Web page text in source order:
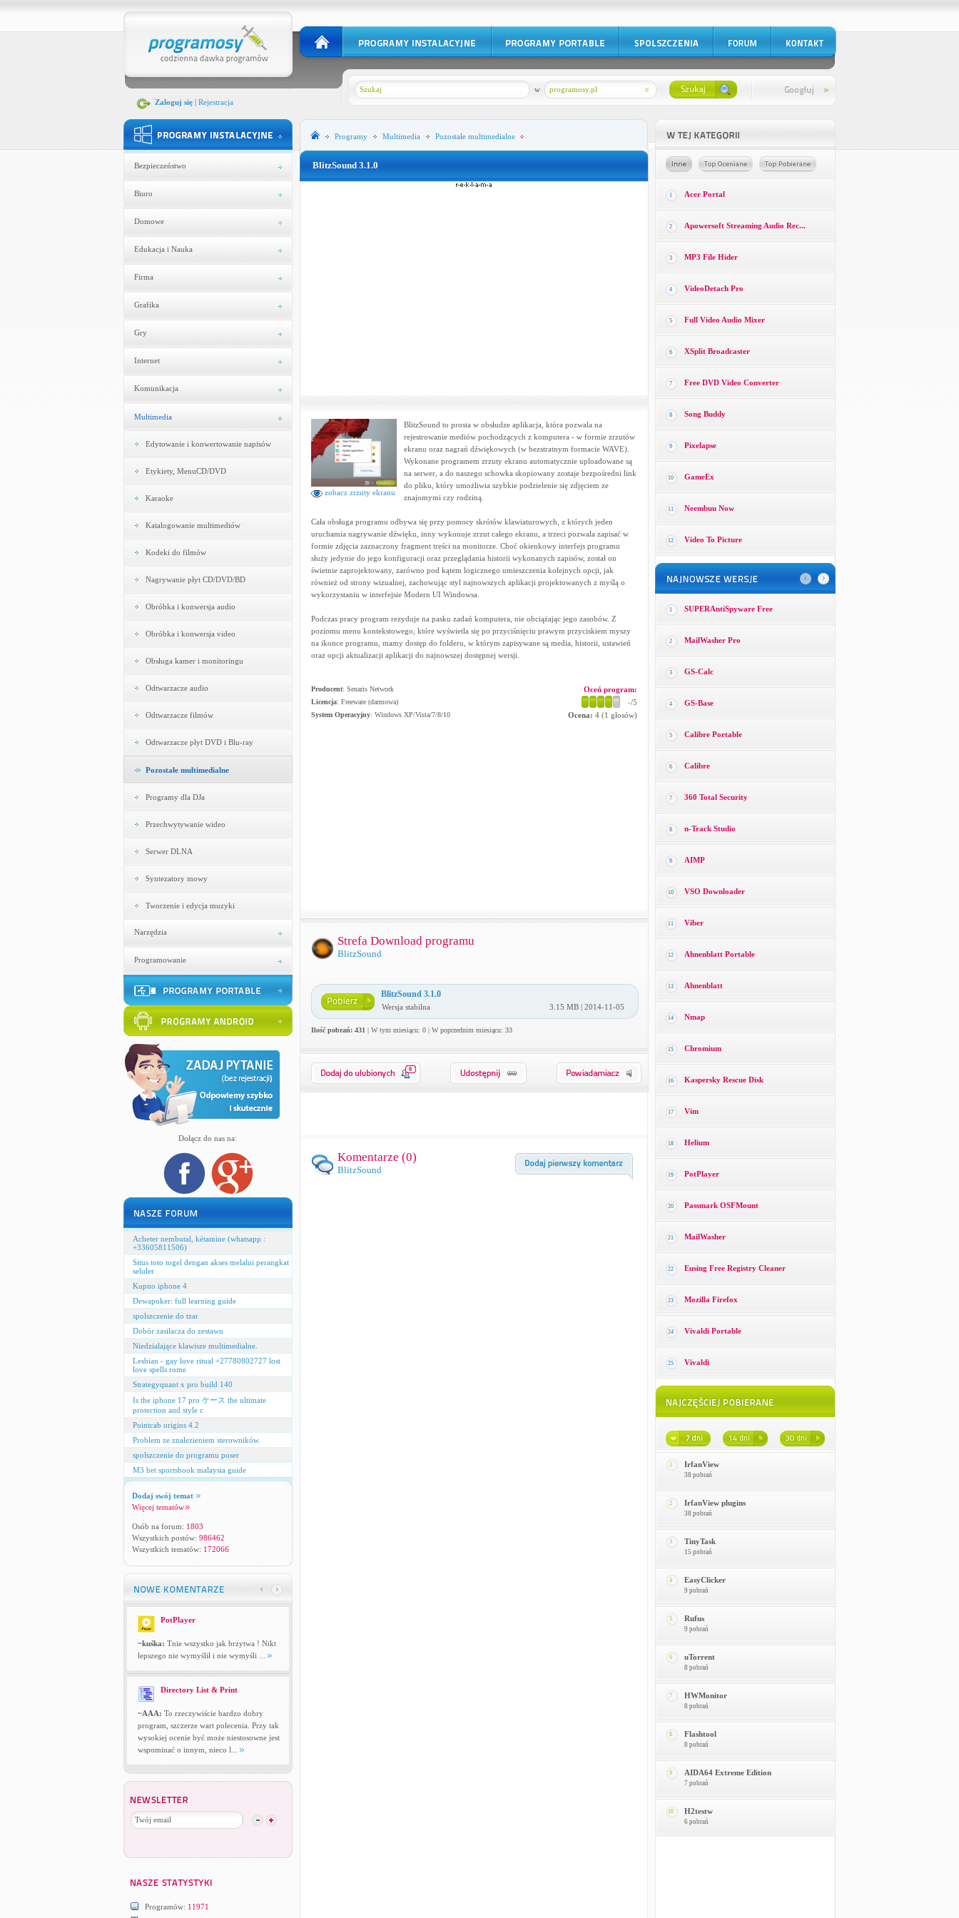
Zaloguj się| Rejestracja
programosy.pl
w
Bezpieczeństwo
Biuro
Domowe
Edukacja i Nauka
Firma
Grafika
Gry
Internet
Komunikacja
Multimedia
Edytowanie i konwertowanie napisów
Etykiety, MenuCD/DVD
Karaoke
Katalogowanie multimediów
Kodeki do filmów
Nagrywanie płyt CD/DVD/BD
Obróbka i konwersja audio
Obróbka i konwersja video
Obsługa kamer i monitoringu
Odtwarzacze audio
Odtwarzacze filmów
Odtwarzacze płyt DVD i Blu-ray
Pozostałe multimedialne
Programy dla DJa
Przechwytywanie wideo
Serwer DLNA
Syntezatory mowy
Tworzenie i edycja muzyki
Narzędzia
Programowanie
Dołącz do nas na:
Acheter nembutal, kétamine (whatsapp :
+33605811506)
Situs toto togel dengan akses melalui perangkat
seluler
Kupno iphone 4
Dewapoker: full learning guide
spolszczenie do tzar
Dobór zasilacza do zestawu
Niedzialające klawisze multimedialne.
Lesbian - gay love ritual +27780802727 lost
love spells rome
Strategyquant x pro build 140
Is the iphone 17 pro ケース the ultimate
protection and style c
Pointcab origins 4.2
Problem ze znalezieniem sterowników.
spolszczenie do programu poser
M3 bet sportsbook malaysia guide
Dodaj swój temat
Więcej tematów
Osób na forum: 1803
Wszystkich postów: 986462
Wszystkich tematów: 172066
PotPlayer
~kuśka: Tnie wszystko jak brzytwa ! Nikt
lepszego nie wymyślił i nie wymyśli ...
Directory List & Print
~AAA: To rzeczywiście bardzo dobry
program, szczerze wart polecenia. Przy tak
wysokiej ocenie być może niestosowne jest
wspominać o innym, nieco l...
Programów: 11971
Programy Multimedia Pozostałe multimedialne
BlitzSound 3.1.0
zobacz zrzuty ekranu
BlitzSound to prosta w obsłudze aplikacja, która pozwala na
rejestrowanie mediów pochodzących z komputera - w formie zrzutów
ekranu oraz nagrań dźwiękowych (w bezstratnym formacie WAVE).
Wykonane programem zrzuty ekranu automatycznie uploadowane są
na serwer, a do naszego schowka skopiowany zostaje bezpośredni link
do pliku, który umożliwia szybkie podzielenie się zdjęciem ze
znajomymi czy rodziną.
Cała obsługa programu odbywa się przy pomocy skrótów klawiaturowych, z których jeden
uruchamia nagrywanie dźwięku, inny wykonuje zrzut całego ekranu, a trzeci pozwala zapisać w
formie zdjęcia zaznaczony fragment treści na monitorze. Choć okienkowy interfejs programu
służy jedynie do jego konfiguracji oraz przeglądania historii wykonanych zapisów, został on
świetnie zaprojektowany, zarówno pod kątem logicznego umieszczenia kolejnych opcji, jak
również od strony wizualnej, zachowując styl najnowszych aplikacji projektowanych z myślą o
wykorzystaniu w interfejsie Modern UI Windowsa.
Podczas pracy program rezyduje na pasku zadań komputera, nie obciążając jego zasobów. Z
poziomu menu kontekstowego, które wyświetla się po przyciśnięciu prawym przyciskiem myszy
na ikonce programu, mamy dostęp do folderu, w którym zapisywane są media, historii, ustawień
oraz opcji aktualizacji aplikacji do najnowszej dostępnej wersji.
Producent: Senaris Network
Licencja: Freeware (darmowa)
System Operacyjny: Windows XP/Vista/7/8/10
Oceń program:
-/5
Ocena: 4(1 głosów)
Strefa Download programu
BlitzSound
BlitzSound 3.1.0
Wersja stabilna 3.15 MB | 2014-11-05
Ilość pobrań: 431 | W tym miesiącu: 0 | W poprzednim miesiącu: 33
0
Komentarze (0)
BlitzSound
1 Acer Portal
2 Apowersoft Streaming Audio Rec...
3 MP3 File Hider
4 VideoDetach Pro
5 Full Video Audio Mixer
6 XSplit Broadcaster
7 Free DVD Video Converter
8 Song Buddy
9 Pixelapse
10 GameEx
11 Neembuu Now
12 Video To Picture
1 SUPERAntiSpyware Free
2 MailWasher Pro
3 GS-Calc
4 GS-Base
5 Calibre Portable
6 Calibre
7 360 Total Security
8 n-Track Studio
9 AIMP
10 VSO Downloader
11 Viber
12 Ahnenblatt Portable
13 Ahnenblatt
14 Nmap
15 Chromium
16 Kaspersky Rescue Disk
17 Vim
18 Helium
19 PotPlayer
20 Passmark OSFMount
21 MailWasher
22 Eusing Free Registry Cleaner
23 Mozilla Firefox
24 Vivaldi Portable
25 Vivaldi
1 IrfanView
38 pobrań
2 IrfanView plugins
38 pobrań
3 TinyTask
15 pobrań
4 EasyClicker
9 pobrań
5 Rufus
9 pobrań
6 uTorrent
8 pobrań
7 HWMonitor
8 pobrań
8 Flashtool
8 pobrań
9 AIDA64 Extreme Edition
7 pobrań
10 H2testw
6 pobrań